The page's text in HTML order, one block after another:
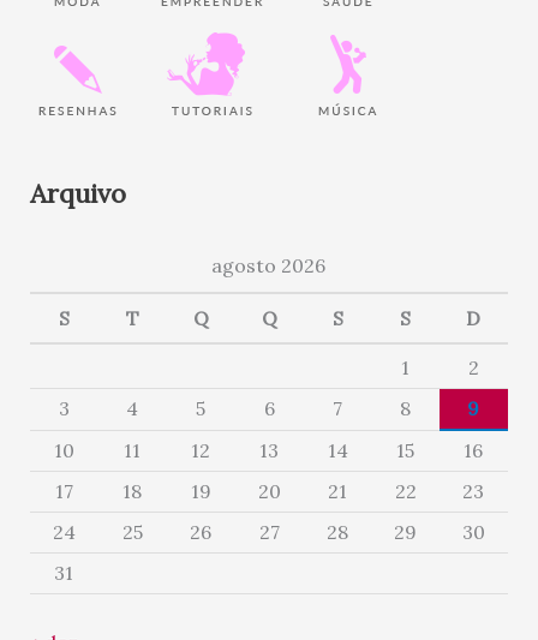
Arquivo
agosto 2026
S T Q Q S S D
1
2
3
4 5 6 7 8
9
10
11 12 13 14 15
16
17
18 19 20 21 22
23
24
25 26 27 28 29
30
31